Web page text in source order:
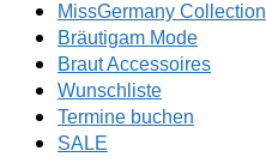
MissGermany Collection
Bräutigam Mode
Braut Accessoires
Wunschliste
Termine buchen
SALE